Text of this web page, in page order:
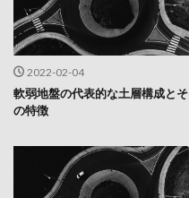
2022-02-04
軟弱地盤の代表的な土層構成とそ
の特徴